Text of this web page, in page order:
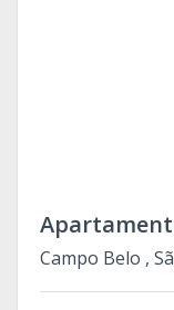
Campo Belo ,